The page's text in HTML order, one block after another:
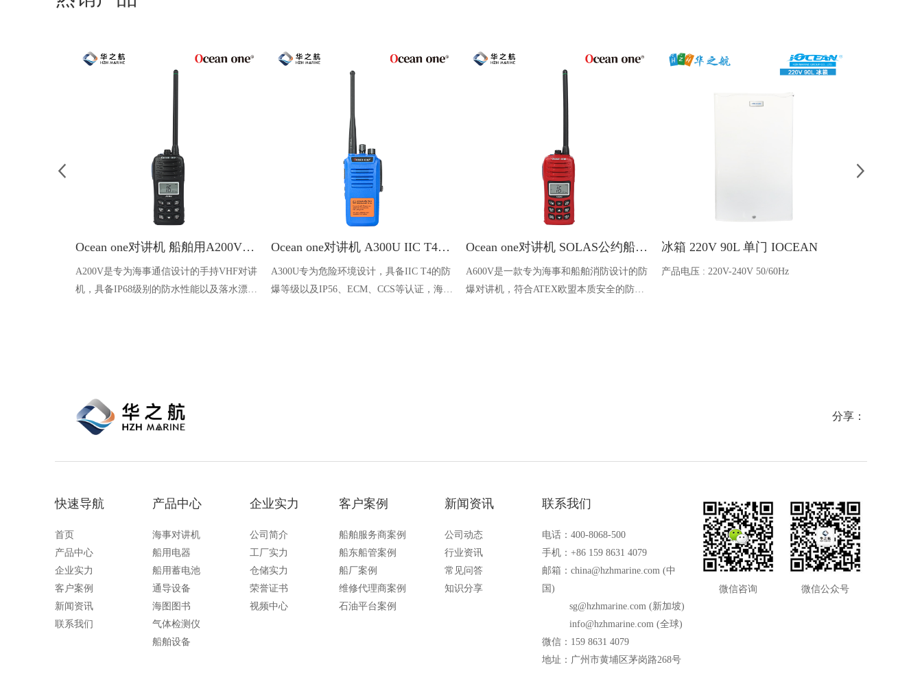
Ocean one对讲机 船舶用A200V漂浮式手持防水对讲机
A200V是专为海事通信设计的手持VHF对讲
机，具备IP68级别的防水性能以及落水漂浮
Ocean one对讲机 A300U IIC T4氢气防爆对讲机 船舶消防本质安全无线电
A300U专为危险环境设计，具备IIC T4的防
爆等级以及IP56、ECM、CCS等认证，海上
Ocean one对讲机 SOLAS公约船舶消防A600V ATEX防爆对讲机
A600V是一款专为海事和船舶消防设计的防
爆对讲机，符合ATEX欧盟本质安全的防爆
冰箱 220V 90L 单门 IOCEAN
产品电压 : 220V-240V 50/60Hz
分享：
快速导航
首页
产品中心
企业实力
客户案例
新闻资讯
联系我们
产品中心
海事对讲机
船用电器
船用蓄电池
通导设备
海图图书
气体检测仪
船舶设备
企业实力
公司简介
工厂实力
仓储实力
荣誉证书
视频中心
客户案例
船舶服务商案例
船东船管案例
船厂案例
维修代理商案例
石油平台案例
新闻资讯
公司动态
行业资讯
常见问答
知识分享
联系我们
电话：400-8068-500
手机：+86 159 8631 4079
邮箱：china@hzhmarine.com (中
国)
sg@hzhmarine.com (新加坡)
info@hzhmarine.com (全球)
微信：159 8631 4079
地址：广州市黄埔区茅岗路268号
微信咨询 微信公众号